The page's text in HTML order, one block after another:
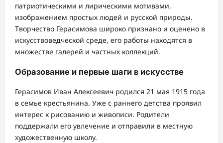
патриотическими и лирическими мотивами,
изображением простых людей и русской природы.
Творчество Герасимова широко признано и оценено в
искусствоведческой среде, его работы находятся в
множестве галерей и частных коллекций.
Образование и первые шаги в искусстве
Герасимов Иван Алексеевич родился 21 мая 1915 года
в семье крестьянина. Уже с раннего детства проявил
интерес к рисованию и живописи. Родители
поддержали его увлечение и отправили в местную
художественную школу.